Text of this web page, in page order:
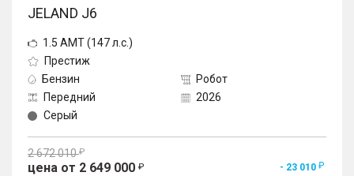
JELAND J6
1.5 AMT (147 л.с.)
Престиж
Бензин
Робот
Передний
2026
Серый
2 672 010
цена от 2 649 000
- 23 010